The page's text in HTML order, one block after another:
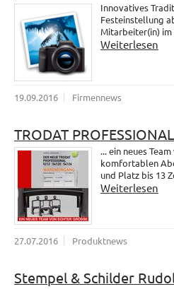
Innovatives
Festeinstellung
Mitarbeiter(in)
Weiterlesen
19.09.2016 Firmennews
TRODAT
... ein neues
komfortablen
und Platz bis 13
Weiterlesen
27.07.2016 Produktnews
Stempel & Schilder